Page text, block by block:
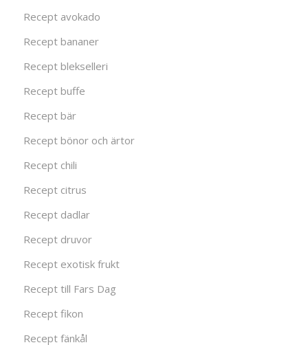
Recept avokado
Recept bananer
Recept blekselleri
Recept buffe
Recept bär
Recept bönor och ärtor
Recept chili
Recept citrus
Recept dadlar
Recept druvor
Recept exotisk frukt
Recept till Fars Dag
Recept fikon
Recept fänkål